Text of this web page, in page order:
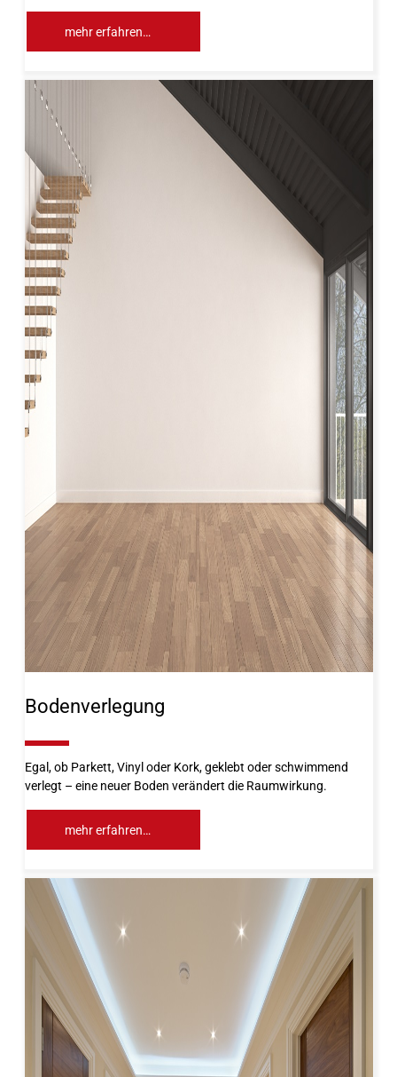
mehr erfahren…
Bodenverlegung
Egal, ob Parkett, Vinyl oder Kork, geklebt oder schwimmend
verlegt – eine neuer Boden verändert die Raumwirkung.
mehr erfahren…